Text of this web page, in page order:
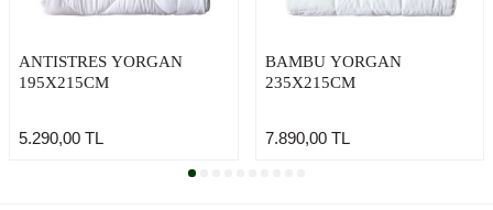
ANTISTRES YORGAN
195X215CM
5.290,00 TL
BAMBU YORGAN
235X215CM
7.890,00TL